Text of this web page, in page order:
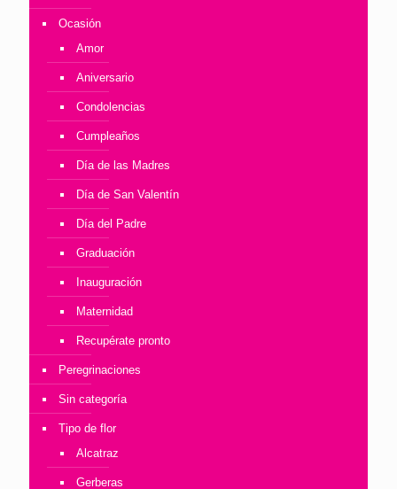
Ocasión
Amor
Aniversario
Condolencias
Cumpleaños
Día de las Madres
Día de San Valentín
Día del Padre
Graduación
Inauguración
Maternidad
Recupérate pronto
Peregrinaciones
Sin categoría
Tipo de flor
Alcatraz
Gerberas